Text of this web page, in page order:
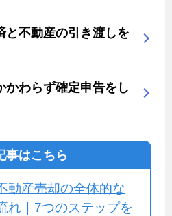
と不動産の引き渡しを
かわらず確定申告をし
事はこちら
動産売却の全体的な
れ｜7つのステップを